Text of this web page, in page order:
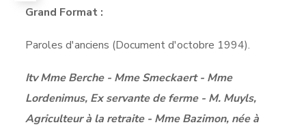
Grand Format :
Paroles d'anciens (Document d'octobre 1994).
Itv Mme Berche - Mme Smeckaert - Mme
Lordenimus, Ex servante de ferme - M. Muyls,
Agriculteur à la retraite - Mme Bazimon, née à